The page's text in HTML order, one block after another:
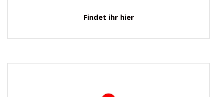
Findet ihr hier